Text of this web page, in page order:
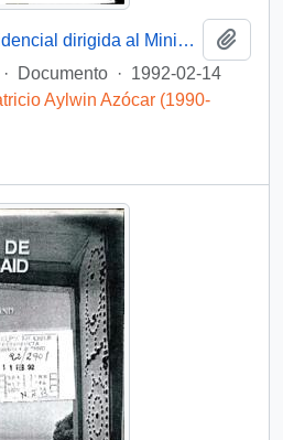
[Carta del Asesor Presidencial dirigida al Ministerio Secretaría General de Gobierno]
· Documento · 1992-02-14
Aylwin Azócar (1990-